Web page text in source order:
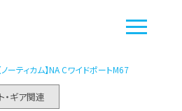
ノーティカム】NA CワイドポートM67
・ギア関連